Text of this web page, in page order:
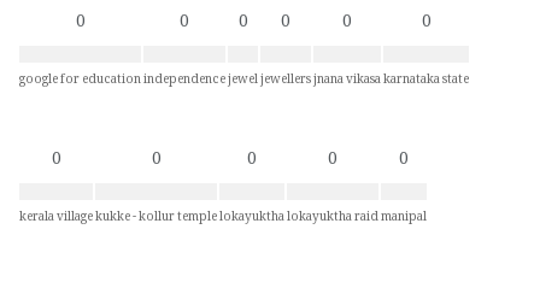
0
google for education
0
independence
0
jewel
0
jewellers
0
jnana vikasa
0
karnataka state
0
kerala village
0
kukke - kollur temple
0
lokayuktha
0
lokayuktha raid
0
manipal